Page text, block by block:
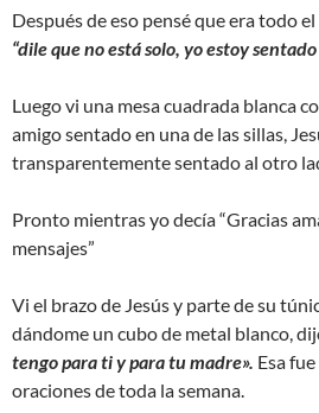
Después de eso pensé que era todo
“dile que no está solo, yo estoy
Luego vi una mesa cuadrada blanca
amigo sentado en una de las sillas,
transparentemente sentado al otro
Pronto mientras yo decía “Gracias
mensajes”
Vi el brazo de Jesús y parte de su
dándome un cubo de metal blanco,
tengo para ti y para tu madre». Esa
oraciones de toda la semana.